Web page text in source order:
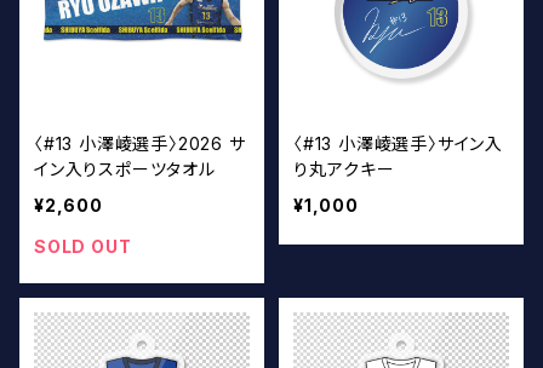
〈#13 小澤崚選手〉2026 サ
イン入りスポーツタオル
¥2,600
SOLD OUT
〈#13 小澤崚選手〉サイン入
り丸アクキー
¥1,000